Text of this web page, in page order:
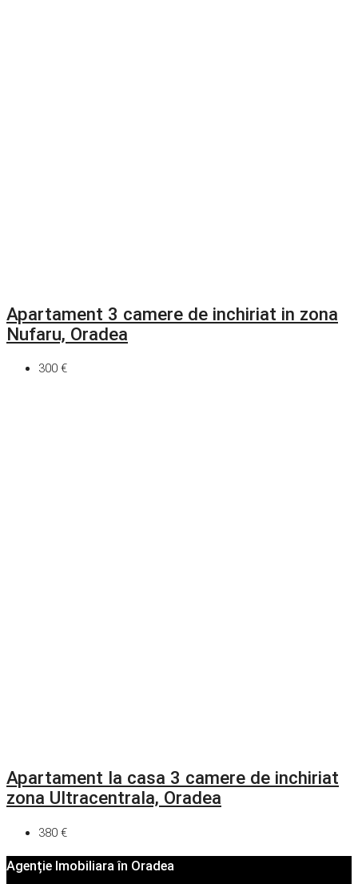
Apartament 3 camere de inchiriat in zona
Nufaru, Oradea
300 €
Apartament la casa 3 camere de inchiriat
zona Ultracentrala, Oradea
380 €
Agenție Imobiliara în Oradea